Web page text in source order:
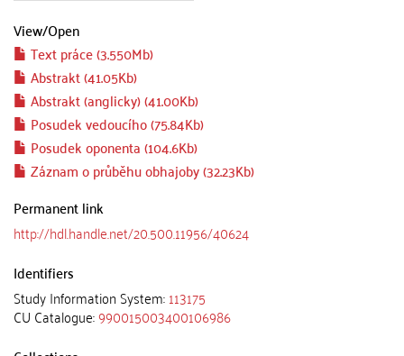
View/Open
Text práce (3.550Mb)
Abstrakt (41.05Kb)
Abstrakt (anglicky) (41.00Kb)
Posudek vedoucího (75.84Kb)
Posudek oponenta (104.6Kb)
Záznam o průběhu obhajoby (32.23Kb)
Permanent link
http://hdl.handle.net/20.500.11956/40624
Identifiers
Study Information System:113175
CU Catalogue:990015003400106986